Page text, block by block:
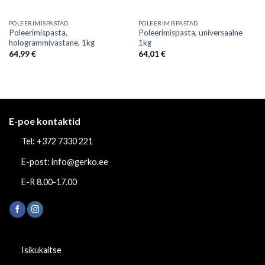
POLEERIMISPASTAD
Poleerimispasta,
hologrammivastane, 1kg
64,99€
POLEERIMISPASTAD
Poleerimispasta, universaalne
1kg
64,01 €
E-poe kontaktid
Tel: +372 7330 221
E-post: info@gerko.ee
E-R 8.00-17.00
Isikukaitse